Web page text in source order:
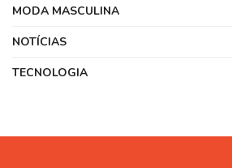
MODA MASCULINA
NOTÍCIAS
TECNOLOGIA